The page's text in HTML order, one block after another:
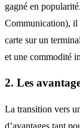
gagné en
Communication), il
carte sur un
et une commodité
2. Les
La transition vers
d’avantages tant